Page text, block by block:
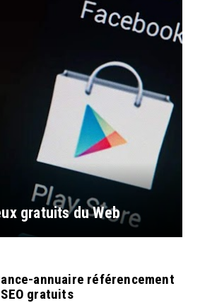
gratuits du Web
annuaire référencement
gratuits